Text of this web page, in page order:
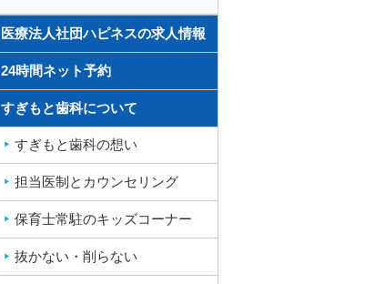
医療法人社団ハピネスの求人情報
24時間ネット予約
すぎもと歯科について
すぎもと歯科の想い
担当医制とカウンセリング
保育士常駐のキッズコーナー
抜かない・削らない